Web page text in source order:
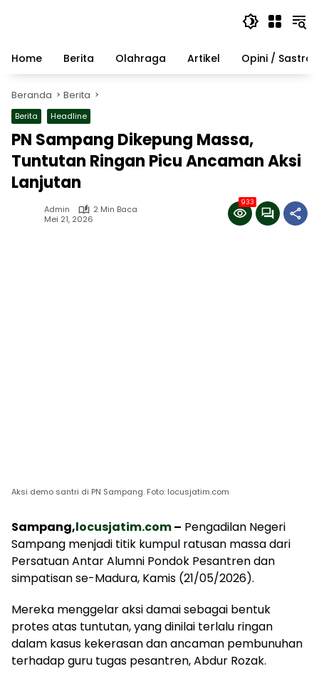
Home
Berita Olahraga Artikel Opini / Sastra
Beranda Berita
Berita Headline
PN Sampang Dikepung Massa,
Tuntutan Ringan Picu Ancaman Aksi
Lanjutan
Admin
2 Min Baca
Mei 21, 2026
933
Aksi demo santri di PN Sampang. Foto: locusjatim.com
Sampang,locusjatim.com– Pengadilan Negeri
Sampang menjadi titik kumpul ratusan massa dari
Persatuan Antar Alumni Pondok Pesantren dan
simpatisan se-Madura, Kamis (21/05/2026).
Mereka menggelar aksi damai sebagai bentuk
protes atas tuntutan, yang dinilai terlalu ringan
dalam kasus kekerasan dan ancaman pembunuhan
terhadap guru tugas pesantren, Abdur Rozak.